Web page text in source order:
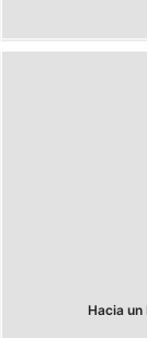
Hacia un